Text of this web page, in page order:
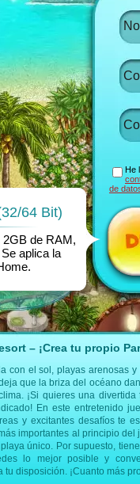
– ¡Crea tu propio
con el sol, playas arenosas
que la briza del océano
¡Si quieres una
En este entretenido
y excitantes desafíos te
importantes al principio
único. Por supuesto,
lo mejor posible y
tu disposición. ¡Cuanto más
He
de
64 Bit)
de RAM,
aplica la